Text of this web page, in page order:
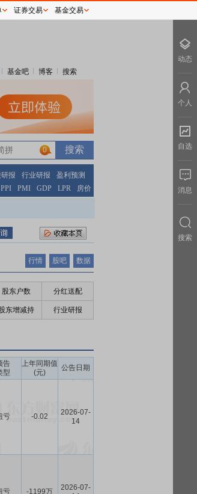
基金吧 博客 搜索
0
报 行业研报
盈利预测
PPI PMI GDP LPR 房价
行情 股吧 数据
股东户数 分红送配
东增减持 行业研报
告
型
上年同期值
(元)
公告日期
亏 -0.02
2026-07-
14
亏 -1199万
2026-07-
证券交易 基金交易
动态
个人
自选
消息
搜索